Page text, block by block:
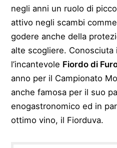
negli anni un ruolo di
attivo negli scambi
godere anche della
alte scogliere.
l’incantevole Fiordo di
anno per il Campionato
anche famosa per il suo
enogastronomico ed in
ottimo vino, il Fiorduva.